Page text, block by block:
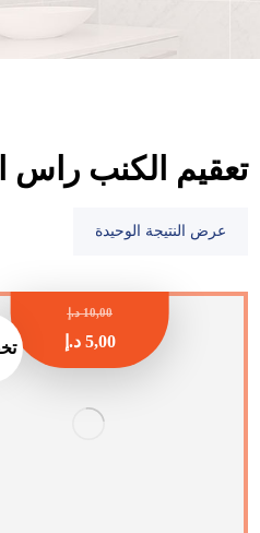
تعقيم الكنب راس
عرض النتيجة الوحيدة
10,00 د.إ
5,00 د.إ